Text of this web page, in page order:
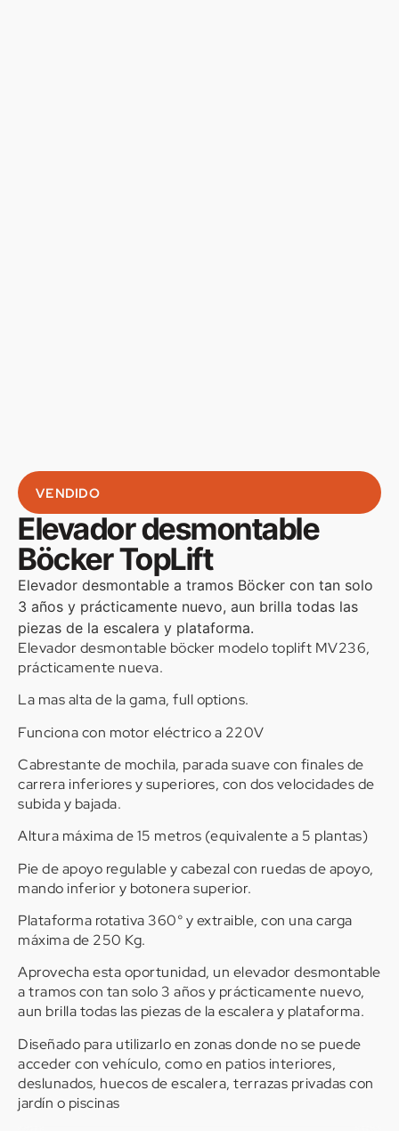
VENDIDO
Elevador desmontable
Böcker TopLift
Elevador desmontable a tramos Böcker con tan solo
3 años y prácticamente nuevo, aun brilla todas las
piezas de la escalera y plataforma.
Elevador desmontable böcker modelo toplift MV236,
prácticamente nueva.
La mas alta de la gama, full options.
Funciona con motor eléctrico a 220V
Cabrestante de mochila, parada suave con finales de
carrera inferiores y superiores, con dos velocidades de
subida y bajada.
Altura máxima de 15 metros (equivalente a 5 plantas)
Pie de apoyo regulable y cabezal con ruedas de apoyo,
mando inferior y botonera superior.
Plataforma rotativa 360° y extraible, con una carga
máxima de 250 Kg.
Aprovecha esta oportunidad, un elevador desmontable
a tramos con tan solo 3 años y prácticamente nuevo,
aun brilla todas las piezas de la escalera y plataforma.
Diseñado para utilizarlo en zonas donde no se puede
acceder con vehículo, como en patios interiores,
deslunados, huecos de escalera, terrazas privadas con
jardín o piscinas